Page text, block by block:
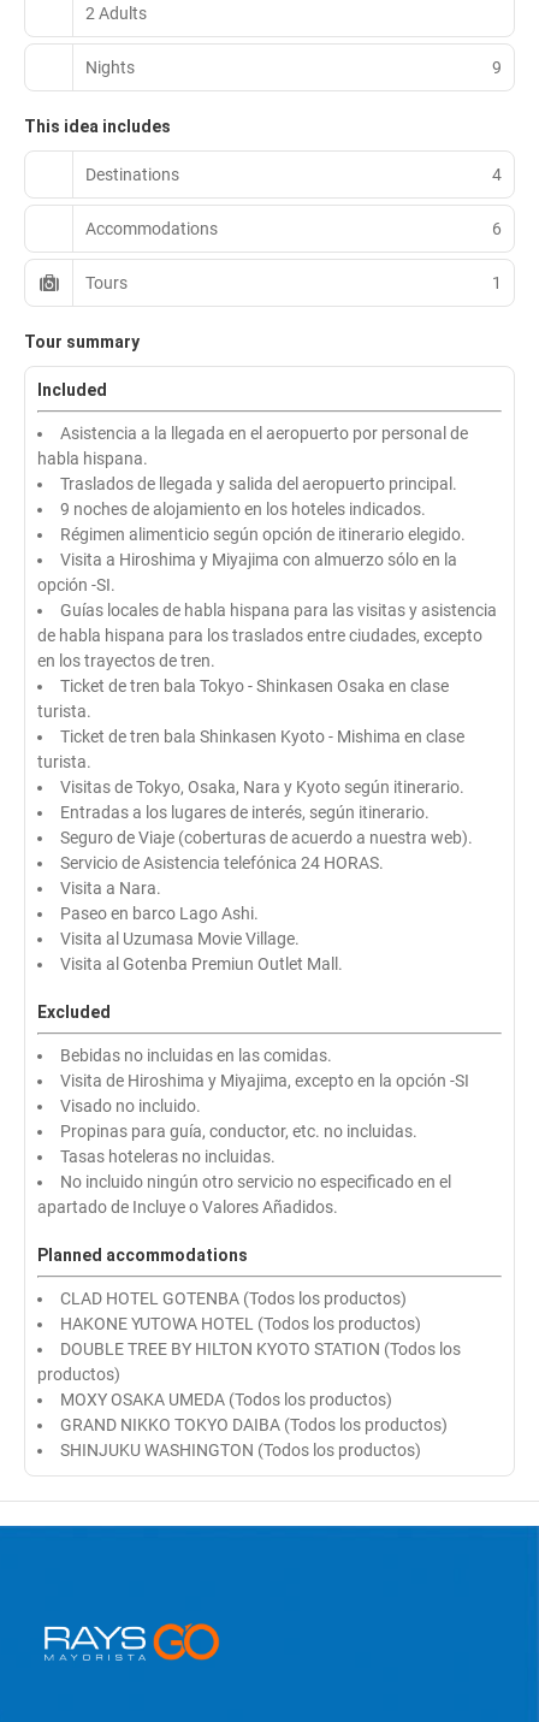
2 Adults
Nights 9
This idea includes
Destinations 4
Accommodations 6
Tours 1
Tour summary
Included
Asistencia a la llegada en el aeropuerto por personal de
habla hispana.
Traslados de llegada y salida del aeropuerto principal.
9 noches de alojamiento en los hoteles indicados.
Régimen alimenticio según opción de itinerario elegido.
Visita a Hiroshima y Miyajima con almuerzo sólo en la
opción -SI.
Guías locales de habla hispana para las visitas y asistencia
de habla hispana para los traslados entre ciudades, excepto
en los trayectos de tren.
Ticket de tren bala Tokyo - Shinkasen Osaka en clase
turista.
Ticket de tren bala Shinkasen Kyoto - Mishima en clase
turista.
Visitas de Tokyo, Osaka, Nara y Kyoto según itinerario.
Entradas a los lugares de interés, según itinerario.
Seguro de Viaje (coberturas de acuerdo a nuestra web).
Servicio de Asistencia telefónica 24 HORAS.
Visita a Nara.
Paseo en barco Lago Ashi.
Visita al Uzumasa Movie Village.
Visita al Gotenba Premiun Outlet Mall.
Excluded
Bebidas no incluidas en las comidas.
Visita de Hiroshima y Miyajima, excepto en la opción -SI
Visado no incluido.
Propinas para guía, conductor, etc. no incluidas.
Tasas hoteleras no incluidas.
No incluido ningún otro servicio no especificado en el
apartado de Incluye o Valores Añadidos.
Planned accommodations
CLAD HOTEL GOTENBA (Todos los productos)
HAKONE YUTOWA HOTEL (Todos los productos)
DOUBLE TREE BY HILTON KYOTO STATION (Todos los
productos)
MOXY OSAKA UMEDA (Todos los productos)
GRAND NIKKO TOKYO DAIBA (Todos los productos)
SHINJUKU WASHINGTON (Todos los productos)